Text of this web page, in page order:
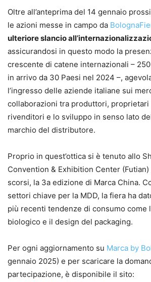
Oltre all’anteprima del 14 gennaio
le azioni messe in campo da
ulteriore slancio
assicurandosi in questo modo la
crescente di catene internazionali –
in arrivo da 30 Paesi nel 2024 –,
l’ingresso delle aziende italiane sui
collaborazioni tra produttori, proprietari
rivenditori e lo sviluppo in senso lato
marchio del distributore.
Proprio in quest’ottica si è tenuto allo
Convention & Exhibition Center
scorsi, la 3a edizione di Marca China.
settori chiave per la MDD, la fiera ha
più recenti tendenze di consumo come
biologico e il design del packaging.
Per ogni aggiornamento su Marca by
gennaio 2025) e per scaricare la
partecipazione, è disponibile il sito: